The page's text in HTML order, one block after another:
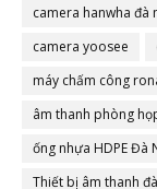
camera hanwha đà
camera yoosee
máy chấm công
âm thanh phòng
ống nhựa HDPE Đà
Thiết bị âm thanh